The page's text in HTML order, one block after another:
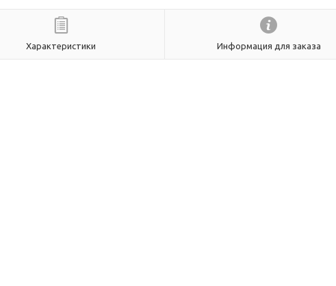
Характеристики Информация для заказа